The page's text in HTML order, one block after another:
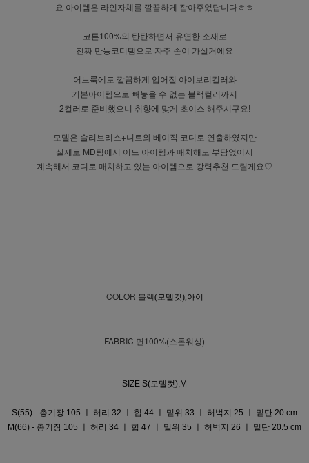
요 아이템은 라인자체를 깔끔하게 잡아주었답니다ㅎㅎ
코튼100%의 탄탄하면서 유연한 소재로
진짜 만능코디템으로 자주 손이 가실거에요
어느룩에도 깔끔하게 입어질 아이보리컬러와
기본아이템으로 빼놓을 수 없는 블랙컬러까지
2컬러로 준비했으니 취향에 맞게 초이스 해주시구요!
모델은 슬리브리스+니트와 베이직 코디로 연출하였지만
실제로 MD팀에서 어느 아이템과 매치해도 부담없어서
계속해서 코디로 매치하고 있는 아이템으로 강력추천 드릴게요♡
COLOR 블랙(모델컷),아이
FABRIC 면100%(스톤워싱)
SIZE S(모델컷),M
S(55) - 총기장 105 ㅣ 허리 32 ㅣ 힙 44 ㅣ 밑위 33 ㅣ 허벅지 25 ㅣ 밑단 20 cm
M(66) - 총기장 105 ㅣ 허리 34 ㅣ 힙 47 ㅣ 밑위 35 ㅣ 허벅지 26 ㅣ 밑단 20.5 cm